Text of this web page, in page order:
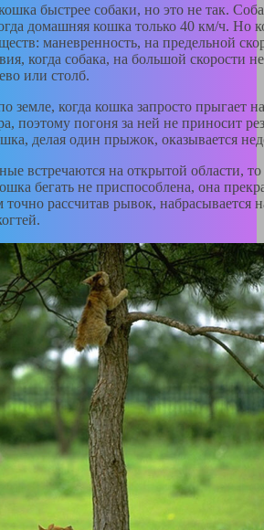
быстрее собаки, но это не так.
домашняя кошка только 40 км/ч. Но
маневренность, на предельной
когда собака, на большой скорости
или столб.
земле, когда кошка запросто прыгает
поэтому погоня за ней не приносит
делая один прыжок, оказывается
встречаются на открытой области,
бегать не приспособлена, она
точно рассчитав рывок,